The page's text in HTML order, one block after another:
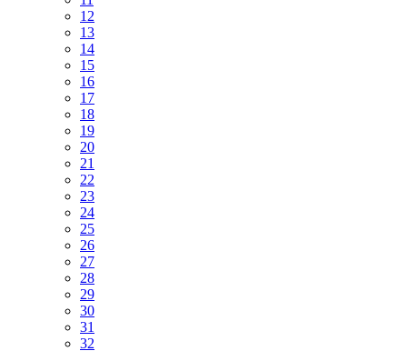
12
13
14
15
16
17
18
19
20
21
22
23
24
25
26
27
28
29
30
31
32